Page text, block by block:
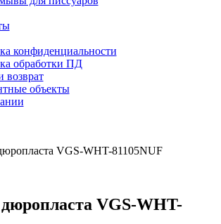
конфиденциальности
обработки ПД
возврат
объекты
VGS-WHT-81105NUF
VGS-WHT-